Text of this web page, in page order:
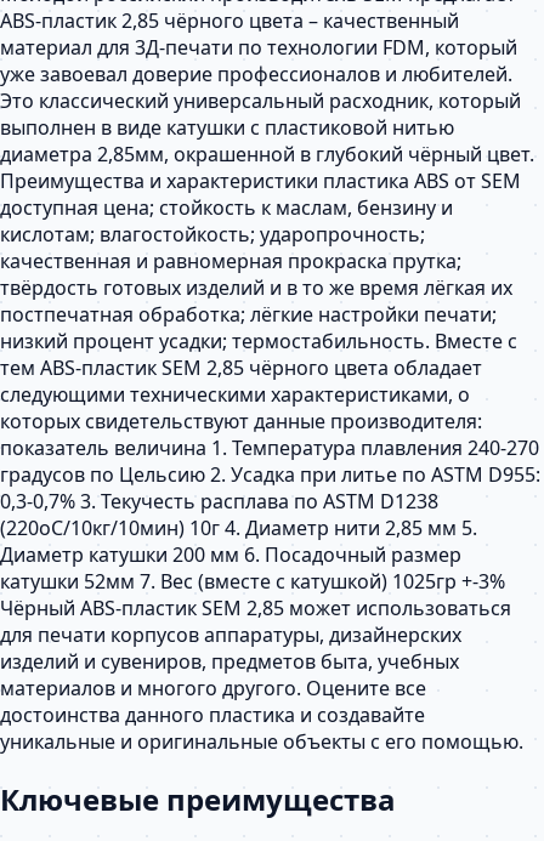
ABS-пластик 2,85 чёрного цвета – качественный
материал для 3Д-печати по технологии FDM, который
уже завоевал доверие профессионалов и любителей.
Это классический универсальный расходник, который
выполнен в виде катушки с пластиковой нитью
диаметра 2,85мм, окрашенной в глубокий чёрный цвет.
Преимущества и характеристики пластика ABS от SEM
доступная цена; стойкость к маслам, бензину и
кислотам; влагостойкость; ударопрочность;
качественная и равномерная прокраска прутка;
твёрдость готовых изделий и в то же время лёгкая их
постпечатная обработка; лёгкие настройки печати;
низкий процент усадки; термостабильность. Вместе с
тем ABS-пластик SEM 2,85 чёрного цвета обладает
следующими техническими характеристиками, о
которых свидетельствуют данные производителя:
показатель величина 1. Температура плавления 240-270
градусов по Цельсию 2. Усадка при литье по ASTM D955:
0,3-0,7% 3. Текучесть расплава по ASTM D1238
(220оC/10кг/10мин) 10г 4. Диаметр нити 2,85 мм 5.
Диаметр катушки 200 мм 6. Посадочный размер
катушки 52мм 7. Вес (вместе с катушкой) 1025гр +-3%
Чёрный ABS-пластик SEM 2,85 может использоваться
для печати корпусов аппаратуры, дизайнерских
изделий и сувениров, предметов быта, учебных
материалов и многого другого. Оцените все
достоинства данного пластика и создавайте
уникальные и оригинальные объекты с его помощью.
Ключевые преимущества